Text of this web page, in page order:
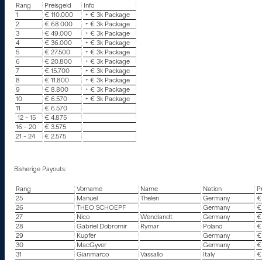
Rang Preisgeld
Info
1
€ 110.000
+ € 3k Package
2
€ 68.000
+ € 3k Package
3
€ 49.000
+ € 3k Package
4
€ 36.000
+ € 3k Package
5
€ 27.500
+ € 3k Package
6
€ 20.800
+ € 3k Package
7
€ 15.700
+ € 3k Package
8
€ 11.800
+ € 3k Package
9
€ 8.800
+ € 3k Package
10
€ 6.570
+ € 3k Package
11
€ 6.570
12 – 15
€ 4.875
16 – 20
€ 3.575
21 – 24
€ 2.575
Bisherige Payouts:
Rang Vorname Name Nation
25
Manuel Thelen Germany
€
26
THEO SCHOEPF Germany
€
27
Nico Wendlandt Germany
€
28
Gabriel Dobromir Rymar Poland
€
29
Kupfer Germany
€
30
MacGyver Germany
€
31
Gianmarco Vassallo Italy
€